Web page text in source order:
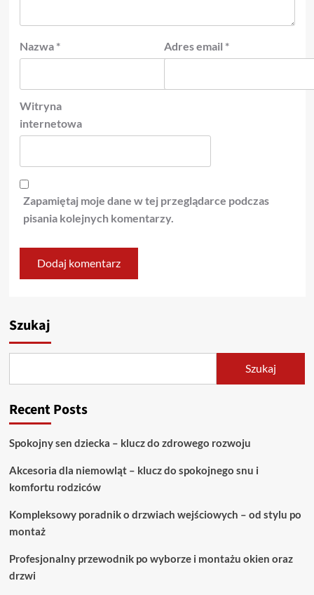
Nazwa * Adres email *
Witryna
internetowa
Zapamiętaj moje dane w tej przeglądarce podczas
pisania kolejnych komentarzy.
Szukaj
Szukaj
Recent Posts
Spokojny sen dziecka – klucz do zdrowego rozwoju
Akcesoria dla niemowląt – klucz do spokojnego snu i
komfortu rodziców
Kompleksowy poradnik o drzwiach wejściowych – od stylu po
montaż
Profesjonalny przewodnik po wyborze i montażu okien oraz
drzwi